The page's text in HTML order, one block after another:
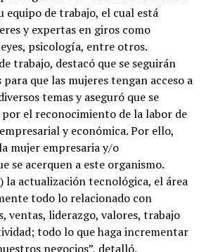
equipo de trabajo, el cual está
y expertas en giros como
psicología, entre otros.
trabajo, destacó que se seguirán
que las mujeres tengan acceso a
temas y aseguró que se
el reconocimiento de la labor de
y económica. Por ello,
mujer empresaria y/o
se acerquen a este organismo.
la actualización tecnológica, el área
todo lo relacionado con
ventas, liderazgo, valores, trabajo
todo lo que haga incrementar
negocios”, detalló.